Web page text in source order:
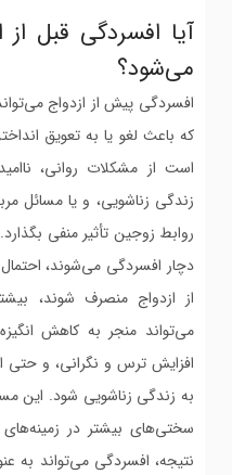
آیا افسردگی قبل از
می‌شود؟
افسردگی پیش از ازدواج
که باعث لغو یا به تعویق
است از مشکلات روانی،
زندگی زناشویی، و یا مسائل
روابط زوجین تأثیر منفی
دچار افسردگی می‌شوند، احتمال
از ازدواج منصرف شوند،
می‌تواند منجر به کاهش
افزایش ترس و نگرانی، و حتی
به زندگی زناشویی شود. این
سختی‌های بیشتر در
نتیجه، افسردگی می‌تواند به